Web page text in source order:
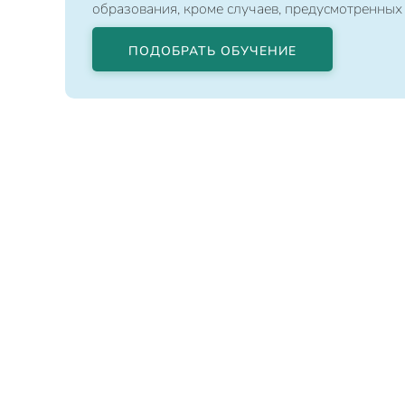
образования, кроме случаев,
ПОДОБРАТЬ ОБУЧЕНИЕ